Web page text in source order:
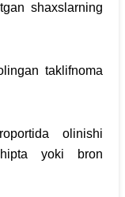
shaxslarning
taklifnoma
olinishi
yoki bron